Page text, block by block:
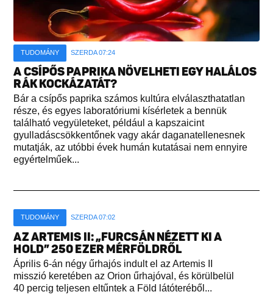
TUDOMÁNY SZERDA 07:24
A CSÍPŐS PAPRIKA NÖVELHETI EGY HALÁLOS
RÁK KOCKÁZATÁT?
Bár a csípős paprika számos kultúra elválaszthatatlan
része, és egyes laboratóriumi kísérletek a bennük
található vegyületeket, például a kapszaicint
gyulladáscsökkentőnek vagy akár daganatellenesnek
mutatják, az utóbbi évek humán kutatásai nem ennyire
egyértelműek...
TUDOMÁNY SZERDA 07:02
AZ ARTEMIS II: „FURCSÁN NÉZETT KI A
HOLD” 250 EZER MÉRFÖLDRŐL
Április 6-án négy űrhajós indult el az Artemis II
misszió keretében az Orion űrhajóval, és körülbelül
40 percig teljesen eltűntek a Föld látóteréből...